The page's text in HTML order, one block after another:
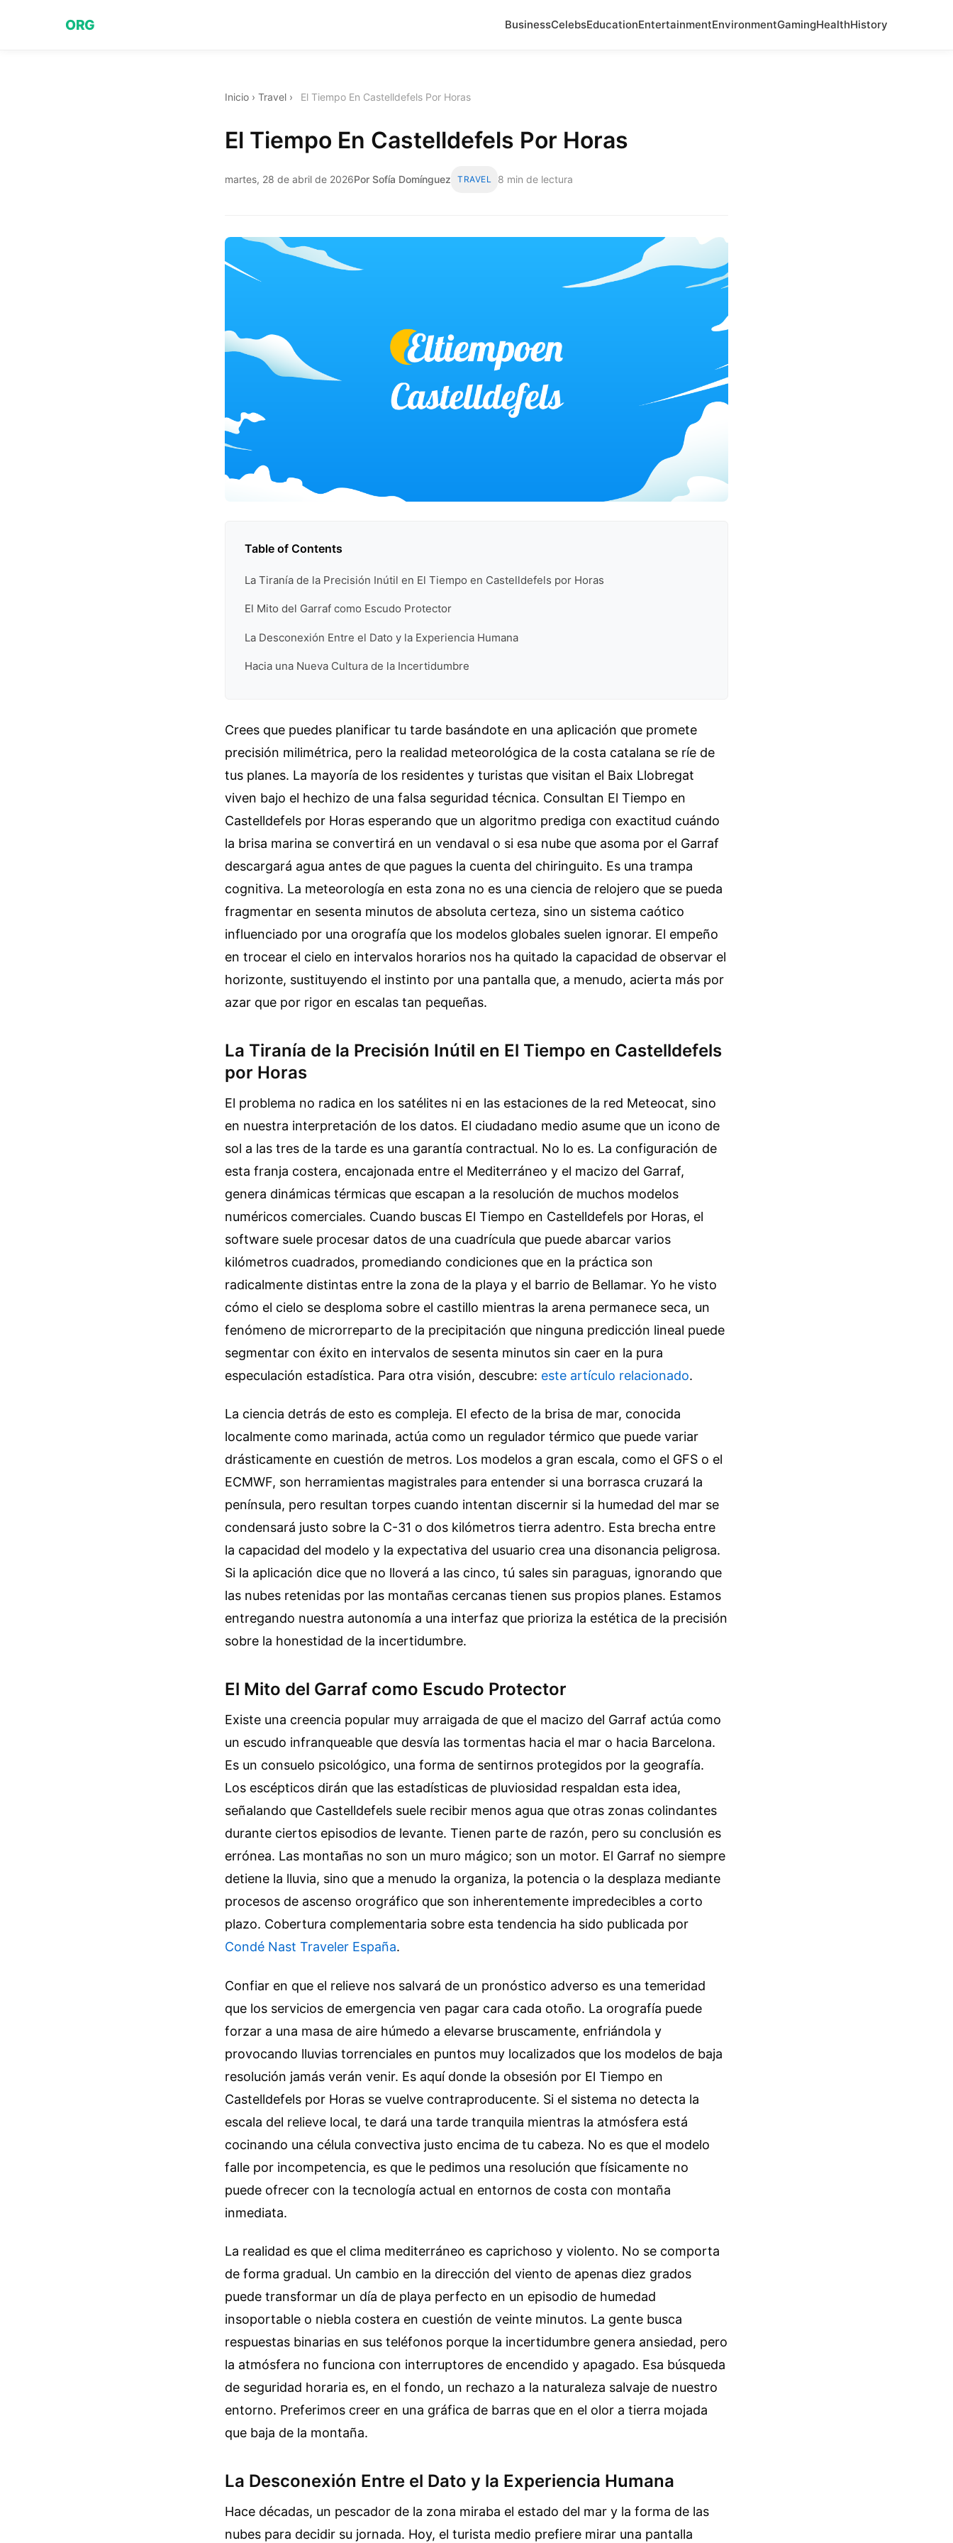
ORG BusinessCelebsEducationEntertainmentEnvironmentGamingHealthHistory
Inicio › Travel › El Tiempo En Castelldefels Por Horas
El Tiempo En Castelldefels Por Horas
martes, 28 de abril de 2026Por Sofía Domínguez TRAVEL 8 min de lectura
Table of Contents
La Tiranía de la Precisión Inútil en El Tiempo en Castelldefels por Horas
El Mito del Garraf como Escudo Protector
La Desconexión Entre el Dato y la Experiencia Humana
Hacia una Nueva Cultura de la Incertidumbre
Crees que puedes planificar tu tarde basándote en una aplicación que promete
precisión milimétrica, pero la realidad meteorológica de la costa catalana se ríe de
tus planes. La mayoría de los residentes y turistas que visitan el Baix Llobregat
viven bajo el hechizo de una falsa seguridad técnica. Consultan El Tiempo en
Castelldefels por Horas esperando que un algoritmo prediga con exactitud cuándo
la brisa marina se convertirá en un vendaval o si esa nube que asoma por el Garraf
descargará agua antes de que pagues la cuenta del chiringuito. Es una trampa
cognitiva. La meteorología en esta zona no es una ciencia de relojero que se pueda
fragmentar en sesenta minutos de absoluta certeza, sino un sistema caótico
influenciado por una orografía que los modelos globales suelen ignorar. El empeño
en trocear el cielo en intervalos horarios nos ha quitado la capacidad de observar el
horizonte, sustituyendo el instinto por una pantalla que, a menudo, acierta más por
azar que por rigor en escalas tan pequeñas.
La Tiranía de la Precisión Inútil en El Tiempo en Castelldefels
por Horas
El problema no radica en los satélites ni en las estaciones de la red Meteocat, sino
en nuestra interpretación de los datos. El ciudadano medio asume que un icono de
sol a las tres de la tarde es una garantía contractual. No lo es. La configuración de
esta franja costera, encajonada entre el Mediterráneo y el macizo del Garraf,
genera dinámicas térmicas que escapan a la resolución de muchos modelos
numéricos comerciales. Cuando buscas El Tiempo en Castelldefels por Horas, el
software suele procesar datos de una cuadrícula que puede abarcar varios
kilómetros cuadrados, promediando condiciones que en la práctica son
radicalmente distintas entre la zona de la playa y el barrio de Bellamar. Yo he visto
cómo el cielo se desploma sobre el castillo mientras la arena permanece seca, un
fenómeno de microrreparto de la precipitación que ninguna predicción lineal puede
segmentar con éxito en intervalos de sesenta minutos sin caer en la pura
especulación estadística. Para otra visión, descubre: este artículo relacionado.
La ciencia detrás de esto es compleja. El efecto de la brisa de mar, conocida
localmente como marinada, actúa como un regulador térmico que puede variar
drásticamente en cuestión de metros. Los modelos a gran escala, como el GFS o el
ECMWF, son herramientas magistrales para entender si una borrasca cruzará la
península, pero resultan torpes cuando intentan discernir si la humedad del mar se
condensará justo sobre la C-31 o dos kilómetros tierra adentro. Esta brecha entre
la capacidad del modelo y la expectativa del usuario crea una disonancia peligrosa.
Si la aplicación dice que no lloverá a las cinco, tú sales sin paraguas, ignorando que
las nubes retenidas por las montañas cercanas tienen sus propios planes. Estamos
entregando nuestra autonomía a una interfaz que prioriza la estética de la precisión
sobre la honestidad de la incertidumbre.
El Mito del Garraf como Escudo Protector
Existe una creencia popular muy arraigada de que el macizo del Garraf actúa como
un escudo infranqueable que desvía las tormentas hacia el mar o hacia Barcelona.
Es un consuelo psicológico, una forma de sentirnos protegidos por la geografía.
Los escépticos dirán que las estadísticas de pluviosidad respaldan esta idea,
señalando que Castelldefels suele recibir menos agua que otras zonas colindantes
durante ciertos episodios de levante. Tienen parte de razón, pero su conclusión es
errónea. Las montañas no son un muro mágico; son un motor. El Garraf no siempre
detiene la lluvia, sino que a menudo la organiza, la potencia o la desplaza mediante
procesos de ascenso orográfico que son inherentemente impredecibles a corto
plazo. Cobertura complementaria sobre esta tendencia ha sido publicada por
Condé Nast Traveler España.
Confiar en que el relieve nos salvará de un pronóstico adverso es una temeridad
que los servicios de emergencia ven pagar cara cada otoño. La orografía puede
forzar a una masa de aire húmedo a elevarse bruscamente, enfriándola y
provocando lluvias torrenciales en puntos muy localizados que los modelos de baja
resolución jamás verán venir. Es aquí donde la obsesión por El Tiempo en
Castelldefels por Horas se vuelve contraproducente. Si el sistema no detecta la
escala del relieve local, te dará una tarde tranquila mientras la atmósfera está
cocinando una célula convectiva justo encima de tu cabeza. No es que el modelo
falle por incompetencia, es que le pedimos una resolución que físicamente no
puede ofrecer con la tecnología actual en entornos de costa con montaña
inmediata.
La realidad es que el clima mediterráneo es caprichoso y violento. No se comporta
de forma gradual. Un cambio en la dirección del viento de apenas diez grados
puede transformar un día de playa perfecto en un episodio de humedad
insoportable o niebla costera en cuestión de veinte minutos. La gente busca
respuestas binarias en sus teléfonos porque la incertidumbre genera ansiedad, pero
la atmósfera no funciona con interruptores de encendido y apagado. Esa búsqueda
de seguridad horaria es, en el fondo, un rechazo a la naturaleza salvaje de nuestro
entorno. Preferimos creer en una gráfica de barras que en el olor a tierra mojada
que baja de la montaña.
La Desconexión Entre el Dato y la Experiencia Humana
Hace décadas, un pescador de la zona miraba el estado del mar y la forma de las
nubes para decidir su jornada. Hoy, el turista medio prefiere mirar una pantalla